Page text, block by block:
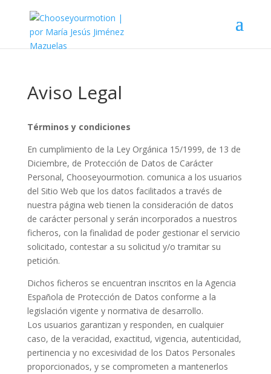
Aviso Legal
Términos y condiciones
En cumplimiento de la Ley Orgánica 15/1999, de 13 de
Diciembre, de Protección de Datos de Carácter
Personal, Chooseyourmotion. comunica a los usuarios
del Sitio Web que los datos facilitados a través de
nuestra página web tienen la consideración de datos
de carácter personal y serán incorporados a nuestros
ficheros, con la finalidad de poder gestionar el servicio
solicitado, contestar a su solicitud y/o tramitar su
petición.
Dichos ficheros se encuentran inscritos en la Agencia
Española de Protección de Datos conforme a la
legislación vigente y normativa de desarrollo.
Los usuarios garantizan y responden, en cualquier
caso, de la veracidad, exactitud, vigencia, autenticidad,
pertinencia y no excesividad de los Datos Personales
proporcionados, y se comprometen a mantenerlos